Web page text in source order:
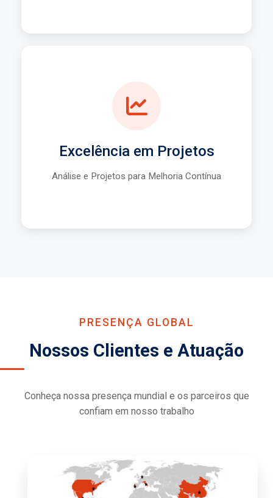
Excelência em Projetos
Análise e Projetos para Melhoria Contínua
Otimização de processos
Soluções inovadoras
PRESENÇA GLOBAL
Nossos Clientes e Atuação
Conheça nossa presença mundial e os parceiros que
confiam em nosso trabalho